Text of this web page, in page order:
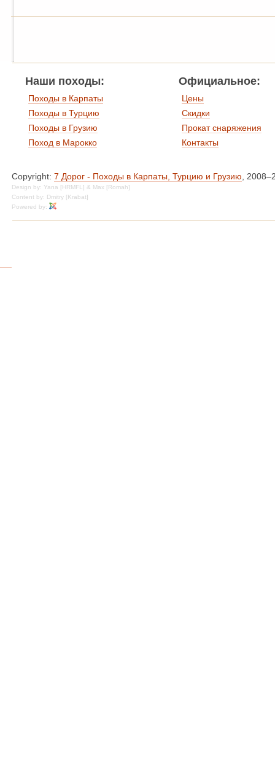
Наши походы:
Походы в Карпаты
Походы в Турцию
Походы в Грузию
Поход в Марокко
Официальное:
Цены
Скидки
Прокат снаряжения
Контакты
Copyright: 7 Дорог - Походы в Карпаты, Турцию и Грузию,
Design by: Yana [HRMFL] & Max [Romah]
Content by: Dmitry [Krabat]
Powered by: